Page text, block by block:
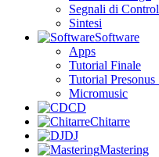
Segnali di
Sintesi
Software
Apps
Tutorial Finale
Tutorial
Micromusic
CD
Chitarre
DJ
Mastering